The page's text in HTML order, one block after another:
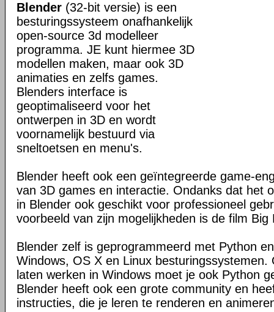
Blender (32-bit versie) is een
besturingssysteem onafhankelijk
open-source 3d modelleer
programma. JE kunt hiermee 3D
modellen maken, maar ook 3D
animaties en zelfs games.
Blenders interface is
geoptimaliseerd voor het
ontwerpen in 3D en wordt
voornamelijk bestuurd via
sneltoetsen en menu's.
Blender heeft ook een geïntegreerde game-
van 3D games en interactie. Ondanks dat het
in Blender ook geschikt voor professioneel
voorbeeld van zijn mogelijkheden is de film Big
Blender zelf is geprogrammeerd met Python
Windows, OS X en Linux besturingssystemen.
laten werken in Windows moet je ook Python
Blender heeft ook een grote community en
instructies, die je leren te renderen en